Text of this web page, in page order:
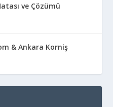
ve Çözümü
& Ankara Korniş